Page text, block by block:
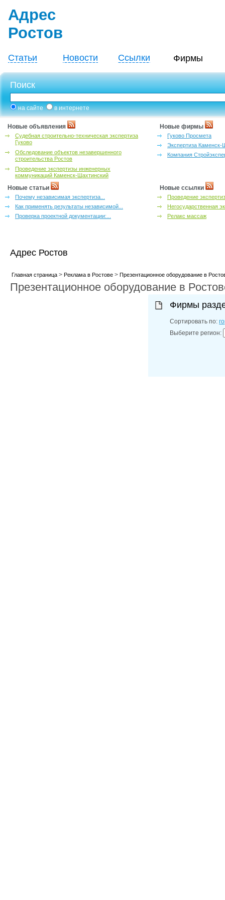
Адрес
Ростов
Статьи Новости Ссылки Фирмы
Поиск
на сайте в интернете
Новые объявления
Судебная строительно-техническая экспертиза
Гуково
Обследование объектов незавершенного
строительства Ростов
Проведение экспертизы инженерных
коммуникаций Каменск-Шахтинский
Новые фирмы
Гуково Просмета
Экспертиза Каменск-
Компания
Новые статьи
Почему независимая экспертиза...
Как применять результаты независимой...
Проверка проектной документации:...
Новые ссылки
Проведение
Негосударственная
Релакс массаж
Адрес Ростов
Главная страница> Реклама в Ростове> Презентационное оборудование в
Презентационное оборудование в
Фирмы
Сортировать по:
Выберите регион: